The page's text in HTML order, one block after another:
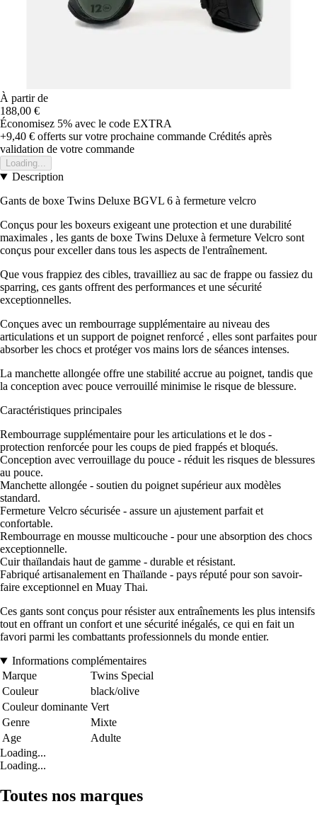
À partir de
188,00 €
Économisez 5% avec le code EXTRA
+9,40 € offerts sur votre prochaine commande Crédités après
validation de votre commande
Loading...
Description
Gants de boxe Twins Deluxe BGVL 6 à fermeture velcro
Conçus pour les boxeurs exigeant une protection et une durabilité
maximales , les gants de boxe Twins Deluxe à fermeture Velcro sont
conçus pour exceller dans tous les aspects de l'entraînement.
Que vous frappiez des cibles, travailliez au sac de frappe ou fassiez du
sparring, ces gants offrent des performances et une sécurité
exceptionnelles.
Conçues avec un rembourrage supplémentaire au niveau des
articulations et un support de poignet renforcé , elles sont parfaites pour
absorber les chocs et protéger vos mains lors de séances intenses.
La manchette allongée offre une stabilité accrue au poignet, tandis que
la conception avec pouce verrouillé minimise le risque de blessure.
Caractéristiques principales
Rembourrage supplémentaire pour les articulations et le dos -
protection renforcée pour les coups de pied frappés et bloqués.
Conception avec verrouillage du pouce - réduit les risques de blessures
au pouce.
Manchette allongée - soutien du poignet supérieur aux modèles
standard.
Fermeture Velcro sécurisée - assure un ajustement parfait et
confortable.
Rembourrage en mousse multicouche - pour une absorption des chocs
exceptionnelle.
Cuir thaïlandais haut de gamme - durable et résistant.
Fabriqué artisanalement en Thaïlande - pays réputé pour son savoir-
faire exceptionnel en Muay Thai.
Ces gants sont conçus pour résister aux entraînements les plus intensifs
tout en offrant un confort et une sécurité inégalés, ce qui en fait un
favori parmi les combattants professionnels du monde entier.
Informations complémentaires
Marque
Twins Special
Couleur
black/olive
Couleur dominante Vert
Genre
Mixte
Age
Adulte
Loading...
Loading...
Toutes nos marques